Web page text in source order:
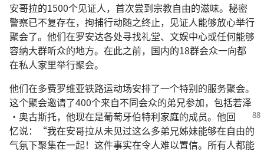
安哥拉的1500个见证人，首次尝到宗教自由的滋味。秘密
警察已不复存在，拘捕行动随之终止，见证人能够放心举行
聚会了。他们在罗安达各处寻找礼堂、文娱中心或任何能够
容纳大群听众的地方。在此之前，国内的18群会众一向都
在私人家里举行聚会。
他们在多费罗维亚铁路运动场安排了一个特别的服务聚会。
这个聚会邀请了400个来自不同会众的弟兄参加，包括若泽
·奥古斯托，他现在是葡萄牙伯特利家庭的成员。他回
忆说：“我在安哥拉从未见过这么多弟兄姊妹能够在自由的
气氛下聚集在一起！这件事实在令人难以置信。所有人都能